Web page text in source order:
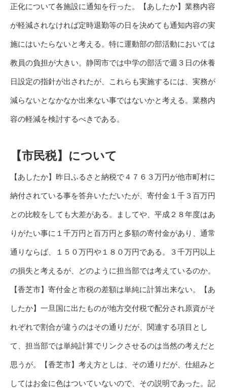
正化について各施設に通知を行った。【あしたか】業務内容
が軽減されなければ定時退勤等の日を決めても通知内容の実
施にはいたらないと考える。特に運動部の部活動においては
教員の負担が大きい。静岡市では中学の部活で週３日の休養
日設定の指針が出されたが、これらも実施するには、実務が
減らないとなかなか出来ない事ではないかと考える。業務内
容の軽減を検討するべきである。
【市民税】について
【あしたか】昨日ふるさと納税で４７６３万円が他市町村に
納付されている事を答弁いただいたが、寄付金１千３百万円
との比較をしても大差がある。ましてや、平成２８年度はあ
りがたい事に１千万円と百万円と多額の寄付金があり、通常
通りならば、１５０万円や１８０万円である。３千万円以上
の損失と考えるが、どのように担当部では考えているのか。
【香芝市】寄付金と市税の差額は単純に計算出来ない。【あ
したか】一旦国に出たものが地方交付税で配分され原資がそ
れぞれで割合が違うのはその通りだが、関連する項目とし
て、担当部では単純計算でリンクさせるのは当然の考えだと
思うが。【香芝市】考え方としは、その通りだが、仕組みと
してはお金に色はついていないので、その説明であった。記